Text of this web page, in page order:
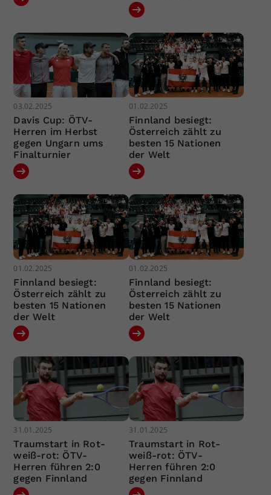
03.02.2025
Davis Cup: ÖTV-
Herren im Herbst
gegen Ungarn ums
Finalturnier
01.02.2025
Finnland besiegt:
Österreich zählt zu
besten 15 Nationen
der Welt
01.02.2025
Finnland besiegt:
Österreich zählt zu
besten 15 Nationen
der Welt
01.02.2025
Finnland besiegt:
Österreich zählt zu
besten 15 Nationen
der Welt
31.01.2025
Traumstart in Rot-
weiß-rot: ÖTV-
Herren führen 2:0
gegen Finnland
31.01.2025
Traumstart in Rot-
weiß-rot: ÖTV-
Herren führen 2:0
gegen Finnland